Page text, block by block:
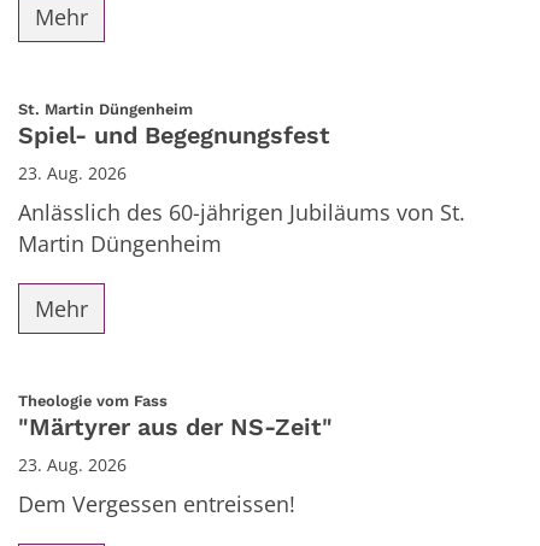
Mehr
St. Martin Düngenheim:
Spiel- und Begegnungsfest
23. Aug. 2026
Anlässlich des 60-jährigen Jubiläums von St.
Martin Düngenheim
Mehr
Theologie vom Fass:
"Märtyrer aus der NS-Zeit"
23. Aug. 2026
Dem Vergessen entreissen!